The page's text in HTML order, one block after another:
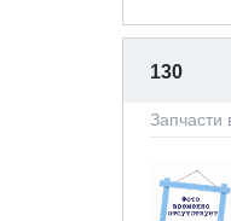
130
Запчасти